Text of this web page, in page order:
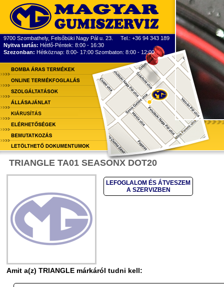
9700 Szombathely, Felsőbüki Nagy Pál u. 23. Tel.: +36 94 343 189
Nyitva tartás: Hétfő-Péntek: 8:00 - 16:30
Szezonban: Hétköznap: 8:00- 17:00 Szombaton: 8:00 - 12:00
TRIANGLE TA01 SEASONX DOT20
LEFOGLALOM ÉS ÁTVESZEM
A SZERVIZBEN
Amit a(z) TRIANGLE márkáról tudni kell: